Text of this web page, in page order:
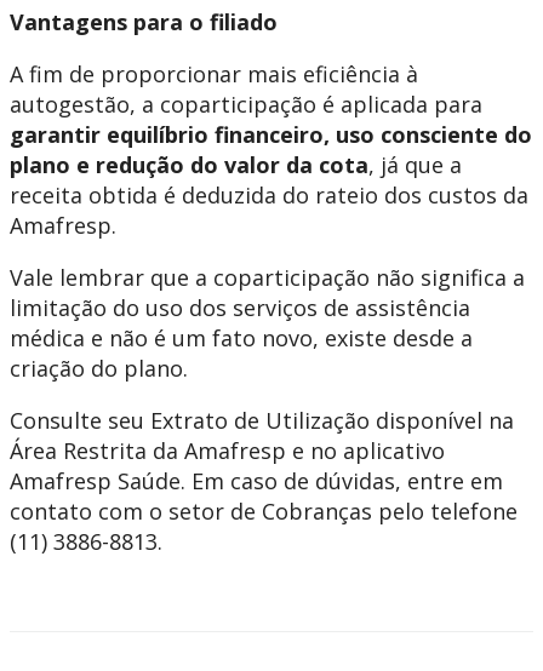
Vantagens para o filiado
A fim de proporcionar mais eficiência à
autogestão, a coparticipação é aplicada para
garantir equilíbrio financeiro, uso consciente do
plano e redução do valor da cota, já que a
receita obtida é deduzida do rateio dos custos da
Amafresp.
Vale lembrar que a coparticipação não significa a
limitação do uso dos serviços de assistência
médica e não é um fato novo, existe desde a
criação do plano.
Consulte seu Extrato de Utilização disponível na
Área Restrita da Amafresp e no aplicativo
Amafresp Saúde. Em caso de dúvidas, entre em
contato com o setor de Cobranças pelo telefone
(11) 3886-8813.